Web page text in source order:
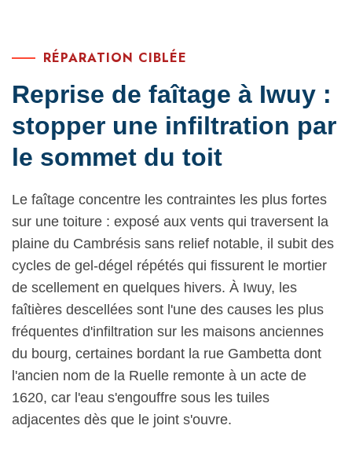
RÉPARATION CIBLÉE
Reprise de faîtage à Iwuy :
stopper une infiltration par
le sommet du toit
Le faîtage concentre les contraintes les plus fortes
sur une toiture : exposé aux vents qui traversent la
plaine du Cambrésis sans relief notable, il subit des
cycles de gel-dégel répétés qui fissurent le mortier
de scellement en quelques hivers. À Iwuy, les
faîtières descellées sont l'une des causes les plus
fréquentes d'infiltration sur les maisons anciennes
du bourg, certaines bordant la rue Gambetta dont
l'ancien nom de la Ruelle remonte à un acte de
1620, car l'eau s'engouffre sous les tuiles
adjacentes dès que le joint s'ouvre.